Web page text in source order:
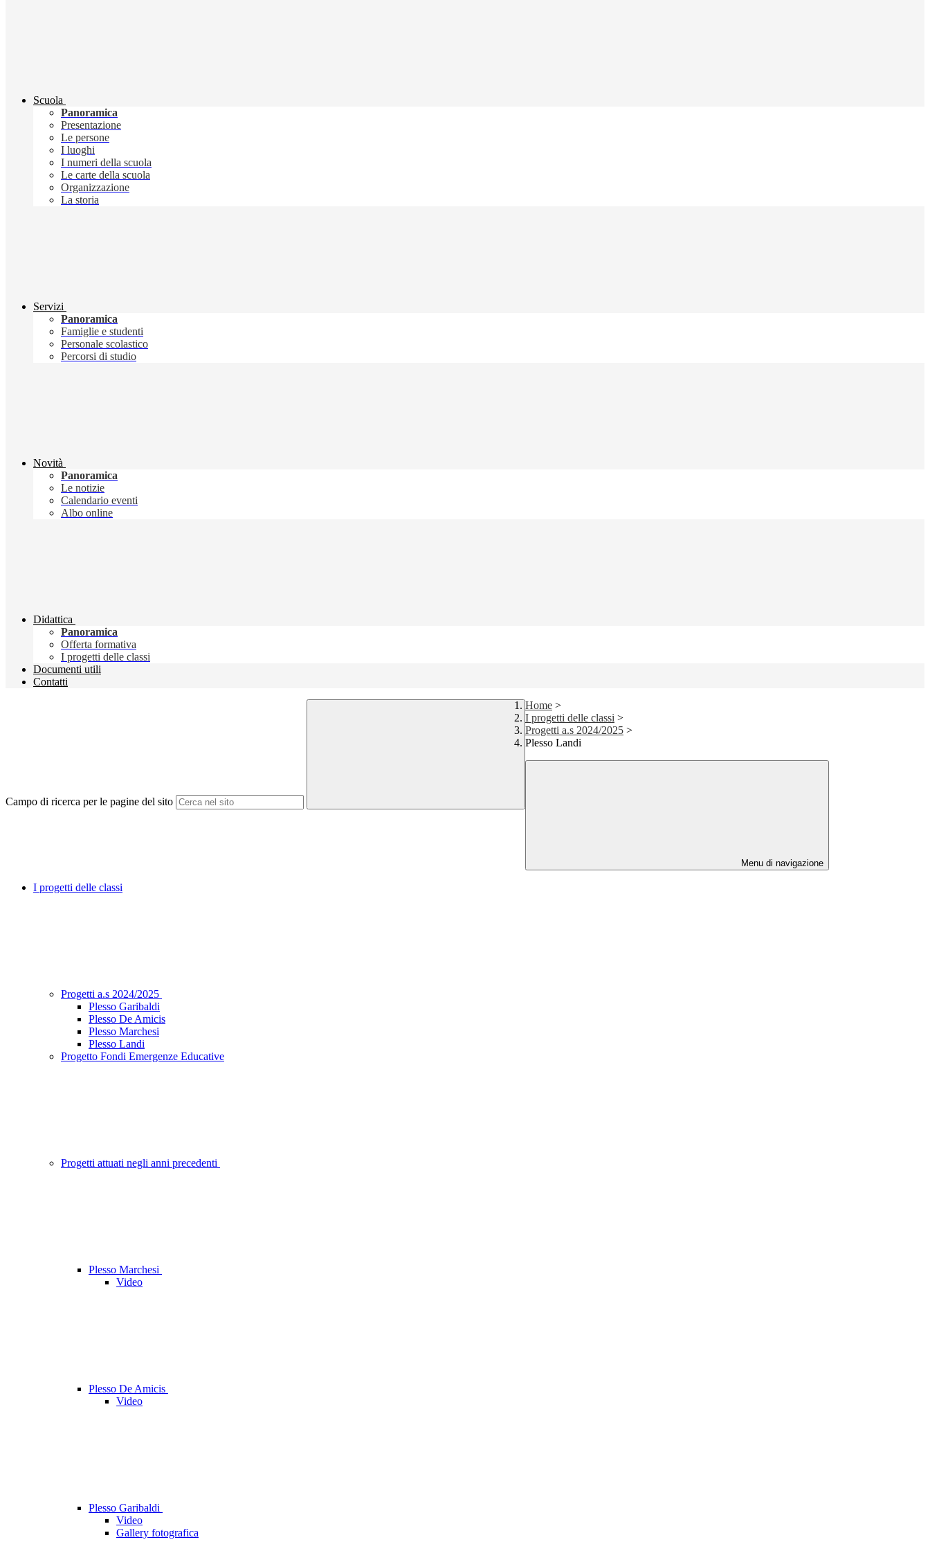
Scuola
Panoramica
Presentazione
Le persone
I luoghi
I numeri della scuola
Le carte della scuola
Organizzazione
La storia
Servizi
Panoramica
Famiglie e studenti
Personale scolastico
Percorsi di studio
Novità
Panoramica
Le notizie
Calendario eventi
Albo online
Didattica
Panoramica
Offerta formativa
I progetti delle classi
Documenti utili
Contatti
Campo di ricerca per le pagine del sito
Home >
I progetti delle classi >
Progetti a.s 2024/2025 >
Plesso Landi
Menu di navigazione
I progetti delle classi
Progetti a.s 2024/2025
Plesso Garibaldi
Plesso De Amicis
Plesso Marchesi
Plesso Landi
Progetto Fondi Emergenze Educative
Progetti attuati negli anni precedenti
Plesso Marchesi
Video
Plesso De Amicis
Video
Plesso Garibaldi
Video
Gallery fotografica